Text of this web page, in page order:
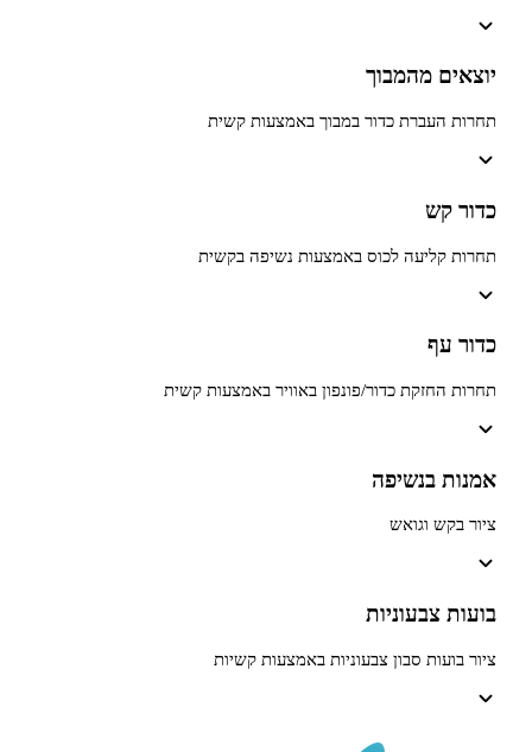
מהמבוך
כדור במבוך באמצעות קשית
לכוס באמצעות נשיפה בקשית
כדור/פונפון באוויר באמצעות קשית
בנשיפה
וגואש
סבון צבעוניות באמצעות קשיות